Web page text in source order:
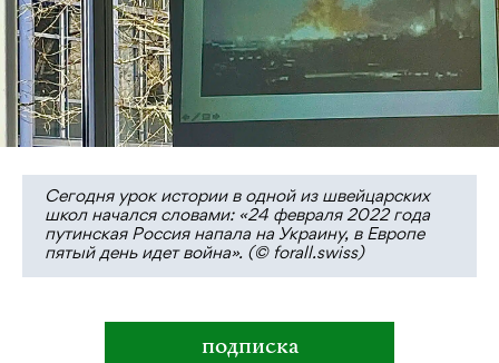
Сегодня урок истории в одной из швейцарских
школ начался словами: «24 февраля 2022 года
путинская Россия напала на Украину, в Европе
пятый день идет война». (© forall.swiss)
подписка